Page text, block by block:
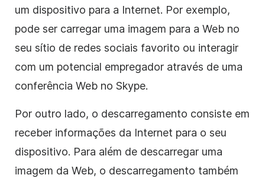
um dispositivo para a Internet. Por exemplo,
pode ser carregar uma imagem para a Web no
seu sítio de redes sociais favorito ou interagir
com um potencial empregador através de uma
conferência Web no Skype.
Por outro lado, o descarregamento consiste em
receber informações da Internet para o seu
dispositivo. Para além de descarregar uma
imagem da Web, o descarregamento também